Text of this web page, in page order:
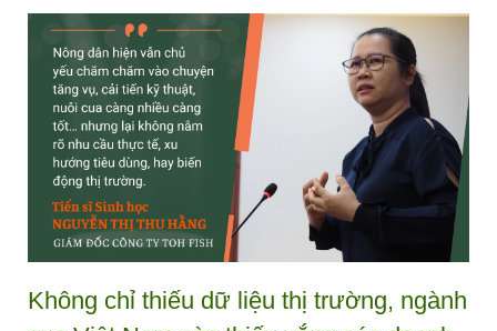
Không chỉ thiếu dữ liệu thị trường, ngành